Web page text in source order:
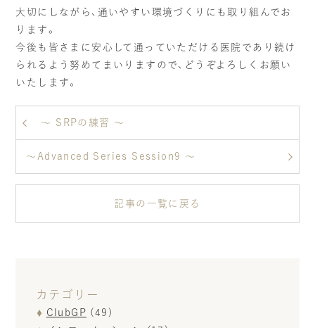
大切にしながら、通いやすい環境づくりにも取り組んでお
ります。
今後も皆さまに安心して通っていただける医院であり続け
られるよう努めてまいりますので、どうぞよろしくお願い
いたします。
〜 SRPの練習 〜
〜Advanced Series Session9 〜
記事の一覧に戻る
カテゴリー
ClubGP (49)